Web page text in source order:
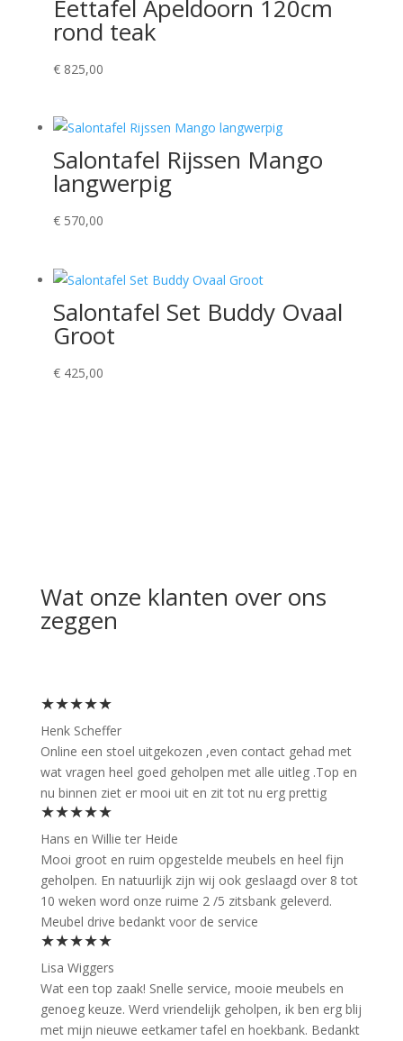
Eettafel Apeldoorn 120cm
rond teak
€825,00
Salontafel Rijssen Mango
langwerpig
€570,00
Salontafel Set Buddy Ovaal
Groot
€425,00
Wat onze klanten over ons
zeggen
★★★★★
Henk Scheffer
Online een stoel uitgekozen ,even contact gehad met
wat vragen heel goed geholpen met alle uitleg .Top en
nu binnen ziet er mooi uit en zit tot nu erg prettig
★★★★★
Hans en Willie ter Heide
Mooi groot en ruim opgestelde meubels en heel fijn
geholpen. En natuurlijk zijn wij ook geslaagd over 8 tot
10 weken word onze ruime 2 /5 zitsbank geleverd.
Meubel drive bedankt voor de service
★★★★★
Lisa Wiggers
Wat een top zaak! Snelle service, mooie meubels en
genoeg keuze. Werd vriendelijk geholpen, ik ben erg blij
met mijn nieuwe eetkamer tafel en hoekbank. Bedankt